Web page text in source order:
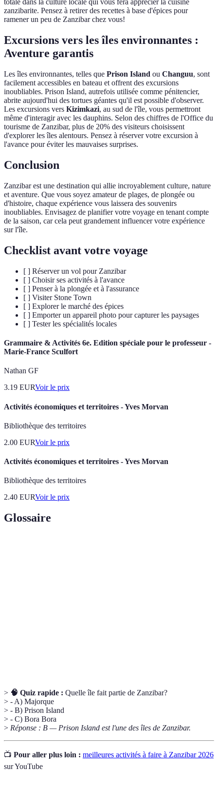
totale dans la culture locale qui vous fera apprécier la cuisine
zanzibarite. Pensez à retirer des recettes à base d'épices pour
ramener un peu de Zanzibar chez vous!
Excursions vers les îles environnantes :
Aventure garantis
Les îles environnantes, telles que Prison Island ou Changuu, sont
facilement accessibles en bateau et offrent des excursions
inoubliables. Prison Island, autrefois utilisée comme pénitencier,
abrite aujourd'hui des tortues géantes qu'il est possible d'observer.
Les excursions vers Kizimkazi, au sud de l'île, vous permettront
même d'interagir avec les dauphins. Selon des chiffres de l'Office du
tourisme de Zanzibar, plus de 20% des visiteurs choisissent
d'explorer les îles alentours. Pensez à réserver votre excursion à
l'avance pour éviter les mauvaises surprises.
Conclusion
Zanzibar est une destination qui allie incroyablement culture, nature
et aventure. Que vous soyez amateur de plages, de plongée ou
d'histoire, chaque expérience vous laissera des souvenirs
inoubliables. Envisagez de planifier votre voyage en tenant compte
de la saison, car cela peut grandement influencer votre expérience
sur l'île.
Checklist avant votre voyage
[ ] Réserver un vol pour Zanzibar
[ ] Choisir ses activités à l'avance
[ ] Penser à la plongée et à l'assurance
[ ] Visiter Stone Town
[ ] Explorer le marché des épices
[ ] Emporter un appareil photo pour capturer les paysages
[ ] Tester les spécialités locales
Grammaire & Activités 6e. Edition spéciale pour le professeur -
Marie-France Sculfort
Nathan GF
3.19 EURVoir le prix
Activités économiques et territoires - Yves Morvan
Bibliothèque des territoires
2.00 EURVoir le prix
Activités économiques et territoires - Yves Morvan
Bibliothèque des territoires
2.40 EURVoir le prix
Glossaire
> 🧠 Quiz rapide : Quelle île fait partie de Zanzibar?
> - A) Majorque
> - B) Prison Island
> - C) Bora Bora
> Réponse : B — Prison Island est l'une des îles de Zanzibar.
📺 Pour aller plus loin : meilleures activités à faire à Zanzibar 2026
sur YouTube